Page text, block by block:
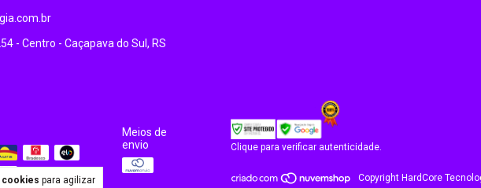
cookies para agilizar
- Centro - Caçapava do Sul, RS
Meios de
envio
Clique para verificar autenticidade.
Copyright HardCore